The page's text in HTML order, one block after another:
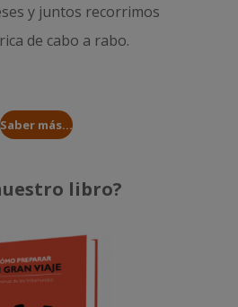
y juntos recorrimos
de cabo a rabo.
Saber más...
libro?